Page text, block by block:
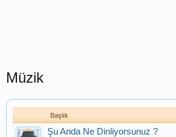
Müzik
Başlık
Şu Anda Ne Dinliyorsunuz ?